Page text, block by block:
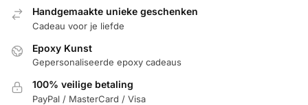
Handgemaakte unieke geschenken
Cadeau voor je liefde
Epoxy Kunst
Gepersonaliseerde epoxy cadeaus
100% veilige betaling
PayPal / MasterCard / Visa